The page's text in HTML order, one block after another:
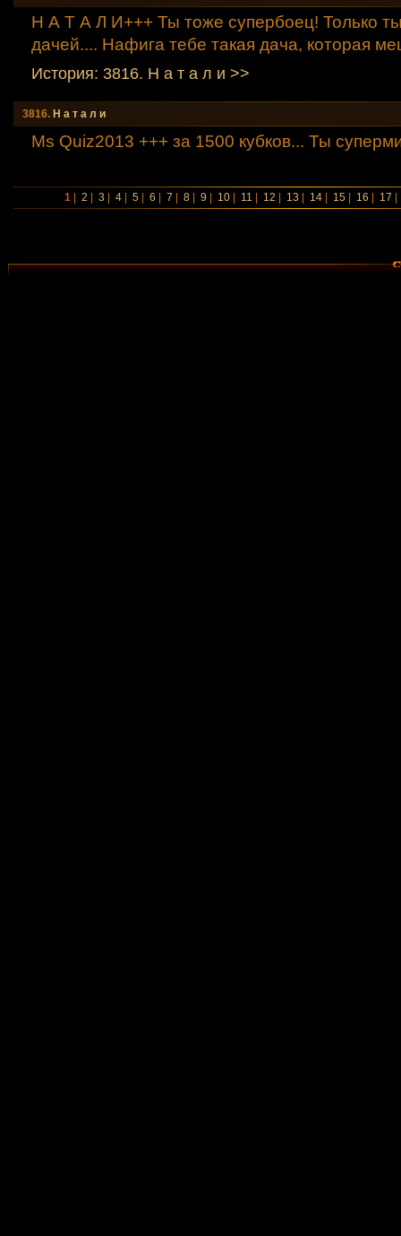
Н А Т А Л И+++ Ты тоже супербоец! Только
дачей.... Нафига тебе такая дача, которая
История: 3816. Н а т а л и >>
3816. Н а т а л и
Ms Quiz2013 +++ за 1500 кубков... Ты
1 |2 |3 |4 |5 |6 |7 |8 |9 10 11 12 13 14 15 16 17